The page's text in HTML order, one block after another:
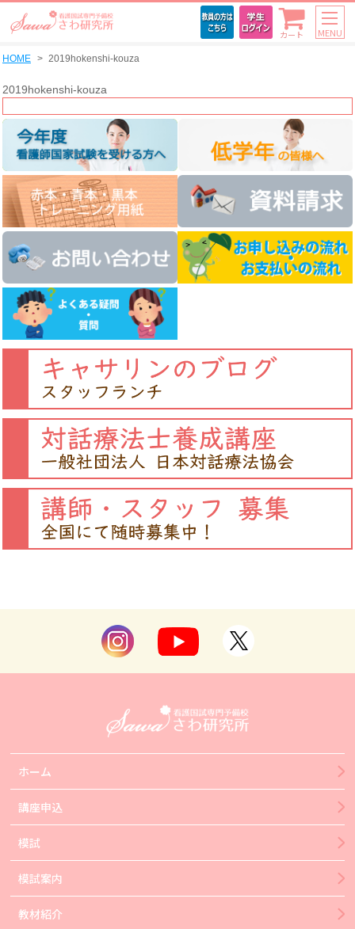
カート MENU
HOME 2019hokenshi-kouza
2019hokenshi-kouza
ホーム
講座申込
模試
模試案内
教材紹介